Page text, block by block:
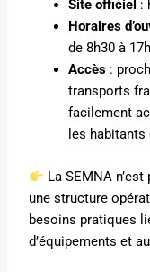
Site officiel :
Horaires
de 8h30 à
Accès :
transports
facilement
les
La SEMNA
une structure
besoins pratiques
d’équipements et